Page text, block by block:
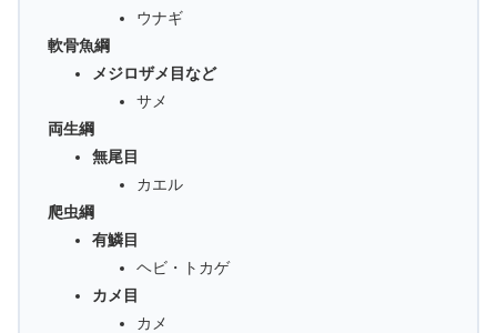
ウナギ
軟骨魚綱
メジロザメ目など
サメ
両生綱
無尾目
カエル
爬虫綱
有鱗目
ヘビ・トカゲ
カメ目
カメ